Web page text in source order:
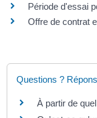
Période d'essai
Offre de contrat
Questions ?
À partir de